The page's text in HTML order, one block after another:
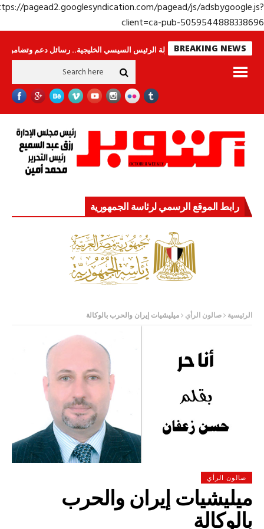
https://pagead2.googlesyndication.com/pagead/js/
client=ca-pub-
BREAKING NEWS
لا ينامون جولة الرئيس السيسي الخليجية.. رسائل دعم وتضامن للأشقاء
رابط الموقع الرسمي لرئاسة الجمهورية
الرئيسية صالون الرأي ميليشيات إيران والحرب بالوكالة
صالون الرأي
ميليشيات إيران والحرب
بالوكالة